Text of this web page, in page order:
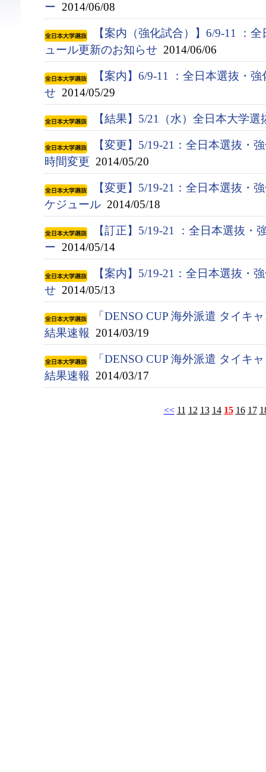
ー 2014/06/08
【案内（強化試合）】6/9-11 ：
ュール更新のお知らせ 2014/06/06
【案内】6/9-11 ：全日本選抜・
せ 2014/05/29
【結果】5/21（水）全日本大学
【変更】5/19-21：全日本選抜・
時間変更 2014/05/20
【変更】5/19-21：全日本選抜・
ケジュール 2014/05/18
【訂正】5/19-21 ：全日本選抜・
ー 2014/05/14
【案内】5/19-21：全日本選抜・
せ 2014/05/13
「DENSO CUP 海外派遣 タイキ
結果速報 2014/03/19
「DENSO CUP 海外派遣 タイキ
結果速報 2014/03/17
<< 11 12 13 14 15 16 17